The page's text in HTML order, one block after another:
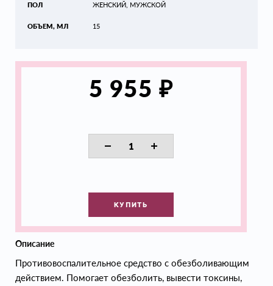
ПОЛ
ОБЪЕМ, МЛ
ЖЕНСКИЙ, МУЖСКОЙ
15
5 955 ₽
КУПИТЬ
Описание
Противовоспалительное средство с обезболивающим
действием. Помогает обезболить, вывести токсины,